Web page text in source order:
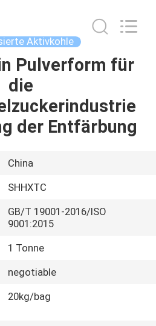
Aktivkohle
Pulverform für
die
der Entfärbung
China
SHHXTC
GB/T 19001-2016/ISO
9001:2015
1 Tonne
negotiable
20kg/bag